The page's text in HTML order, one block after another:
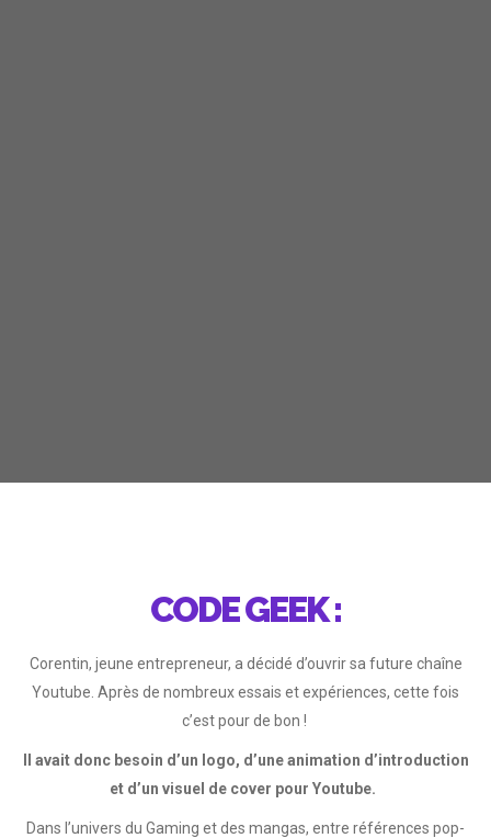
CODE GEEK :
Corentin, jeune entrepreneur, a décidé d’ouvrir sa future chaîne
Youtube. Après de nombreux essais et expériences, cette fois
c’est pour de bon !
Il avait donc besoin d’un logo, d’une animation d’introduction
et d’un visuel de cover pour Youtube.
Dans l’univers du Gaming et des mangas, entre références pop-